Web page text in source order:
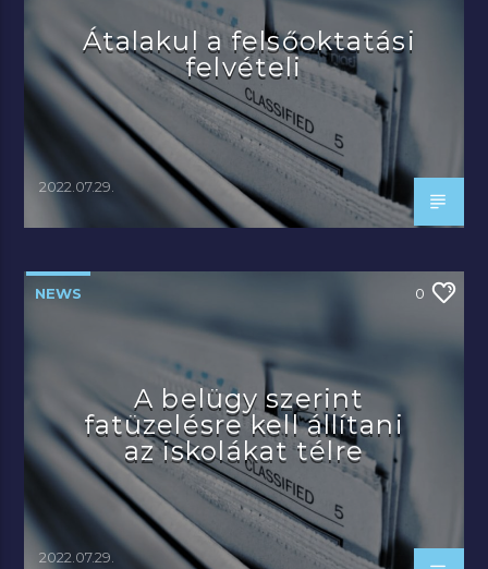
Átalakul a felsőoktatási
felvételi
2022.07.29.
NEWS 0
A belügy szerint
fatüzelésre kell állítani
az iskolákat télre
2022.07.29.